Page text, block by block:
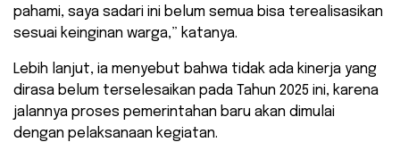
pahami, saya sadari ini belum semua bisa terealisasikan
sesuai keinginan warga,” katanya.
Lebih lanjut, ia menyebut bahwa tidak ada kinerja yang
dirasa belum terselesaikan pada Tahun 2025 ini, karena
jalannya proses pemerintahan baru akan dimulai
dengan pelaksanaan kegiatan.